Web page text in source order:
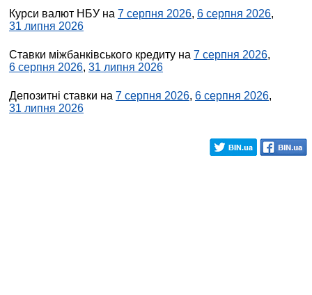
Курси валют НБУ на 7 серпня 2026, 6 серпня 2026,
31 липня 2026
Ставки міжбанківського кредиту на 7 серпня 2026,
6 серпня 2026, 31 липня 2026
Депозитні ставки на 7 серпня 2026, 6 серпня 2026,
31 липня 2026